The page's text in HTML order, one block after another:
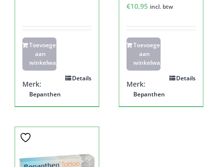
Toevoegen
aan
winkelwagen
Details
Merk:
Bepanthen
€10,95 incl. btw
Toevoegen
aan
winkelwagen
Details
Merk:
Bepanthen